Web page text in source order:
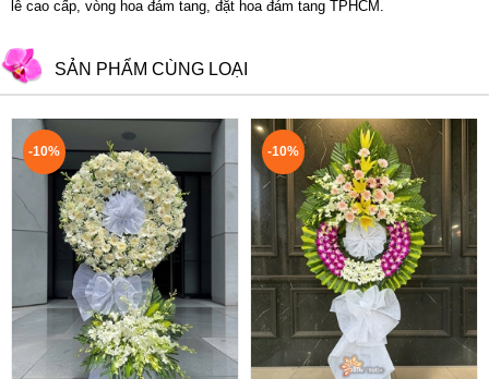
lễ cao cấp, vòng hoa đám tang, đặt hoa đám tang TPHCM.
SẢN PHẨM CÙNG LOẠI
-10% -10%